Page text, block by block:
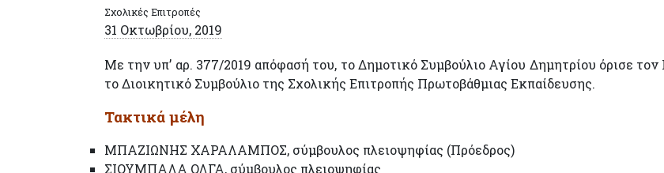
Σχολικές Επιτροπές
31 Οκτωβρίου, 2019
Με την υπ’ αρ. 377/2019 απόφασή του, το Δημοτικό Συμβούλιο Αγίου Δημητρίου όρισε τον
το Διοικητικό Συμβούλιο της Σχολικής Επιτροπής Πρωτοβάθμιας Εκπαίδευσης.
Τακτικά μέλη
ΜΠΑΖΙΩΝΗΣ ΧΑΡΑΛΑΜΠΟΣ, σύμβουλος πλειοψηφίας (Πρόεδρος)
ΣΙΟΥΜΠΑΛΑ ΟΛΓΑ, σύμβουλος πλειοψηφίας